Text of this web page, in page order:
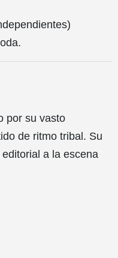
por su vasto
de ritmo tribal. Su
a la escena